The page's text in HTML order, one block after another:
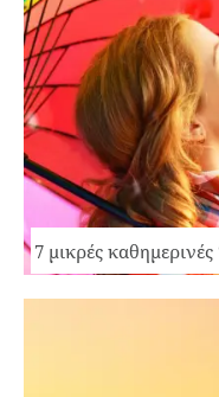
7 μικρές